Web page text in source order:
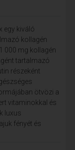
egy kiváló
kollagén
000 mg kollagén
tartalmazó
részeként
ötvözi a
vitaminokkal és
luxus
fényét és